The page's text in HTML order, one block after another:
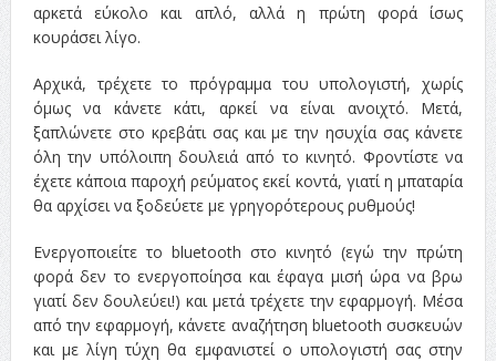
αρκετά εύκολο και απλό, αλλά η πρώτη φορά ίσως
κουράσει λίγο.
Αρχικά, τρέχετε το πρόγραμμα του υπολογιστή, χωρίς
όμως να κάνετε κάτι, αρκεί να είναι ανοιχτό. Μετά,
ξαπλώνετε στο κρεβάτι σας και με την ησυχία σας κάνετε
όλη την υπόλοιπη δουλειά από το κινητό. Φροντίστε να
έχετε κάποια παροχή ρεύματος εκεί κοντά, γιατί η μπαταρία
θα αρχίσει να ξοδεύετε με γρηγορότερους ρυθμούς!
Ενεργοποιείτε το bluetooth στο κινητό (εγώ την πρώτη
φορά δεν το ενεργοποίησα και έφαγα μισή ώρα να βρω
γιατί δεν δουλεύει!) και μετά τρέχετε την εφαρμογή. Μέσα
από την εφαρμογή, κάνετε αναζήτηση bluetooth συσκευών
και με λίγη τύχη θα εμφανιστεί ο υπολογιστή σας στην